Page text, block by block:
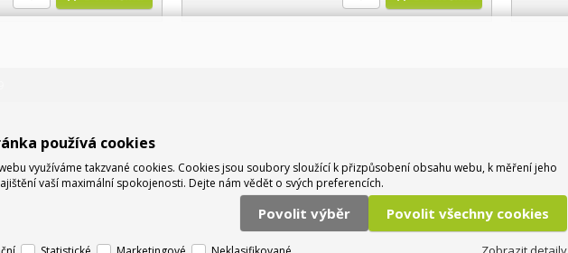
používá cookies
využíváme takzvané cookies. Cookies jsou soubory sloužící k přizpůsobení obsahu webu, k měření jeho
vaší maximální spokojenosti. Dejte nám vědět o svých preferencích.
Povolit výběr Povolit všechny cookies